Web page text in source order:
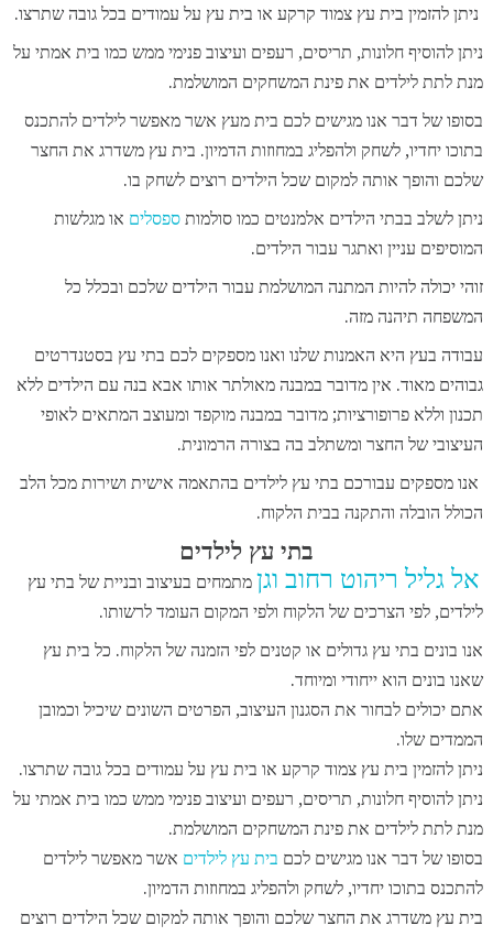
ניתן להזמין בית עץ צמוד קרקע או בית עץ על עמודים בכל גובה שתרצו.
ניתן להוסיף חלונות, תריסים, רעפים ועיצוב פנימי ממש כמו בית אמתי על
מנת לתת לילדים את פינת המשחקים המושלמת.
בסופו של דבר אנו מגישים לכם בית מעץ אשר מאפשר לילדים להתכנס
בתוכו יחדיו, לשחק ולהפליג במחוזות הדמיון. בית עץ משדרג את החצר
שלכם והופך אותה למקום שכל הילדים רוצים לשחק בו.
ניתן לשלב בבתי הילדים אלמנטים כמו סולמות ספסלים או מגלשות
המוסיפים עניין ואתגר עבור הילדים.
זוהי יכולה להיות המתנה המושלמת עבור הילדים שלכם ובכלל כל
המשפחה תיהנה מזה.
עבודה בעץ היא האמנות שלנו ואנו מספקים לכם בתי עץ בסטנדרטים
גבוהים מאוד. אין מדובר במבנה מאולתר אותו אבא בנה עם הילדים ללא
תכנון וללא פרופורציות; מדובר במבנה מוקפד ומעוצב המתאים לאופי
העיצובי של החצר ומשתלב בה בצורה הרמונית.
אנו מספקים עבורכם בתי עץ לילדים בהתאמה אישית ושירות מכל הלב
הכולל הובלה והתקנה בבית הלקוח.
בתי עץ לילדים
אל גליל ריהוט רחוב וגן מתמחים בעיצוב ובניית של בתי עץ
לילדים, לפי הצרכים של הלקוח ולפי המקום העומד לרשותו.
אנו בונים בתי עץ גדולים או קטנים לפי הזמנה של הלקוח. כל בית עץ
שאנו בונים הוא ייחודי ומיוחד.
אתם יכולים לבחור את הסגנון העיצוב, הפרטים השונים שיכיל וכמובן
הממדים שלו.
ניתן להזמין בית עץ צמוד קרקע או בית עץ על עמודים בכל גובה שתרצו.
ניתן להוסיף חלונות, תריסים, רעפים ועיצוב פנימי ממש כמו בית אמתי על
מנת לתת לילדים את פינת המשחקים המושלמת.
בסופו של דבר אנו מגישים לכם בית עץ לילדים אשר מאפשר לילדים
להתכנס בתוכו יחדיו, לשחק ולהפליג במחוזות הדמיון.
בית עץ משדרג את החצר שלכם והופך אותה למקום שכל הילדים רוצים